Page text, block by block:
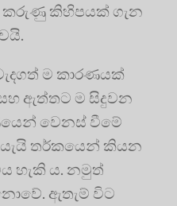
කිහිපයක් ගැන
ම කාරණයක්
ඇත්තට ම සිදුවන
වෙනස් වීමේ
යැයි තර්කයෙන් කියන
හැකි ය. නමුත්
ඇතැම් විට